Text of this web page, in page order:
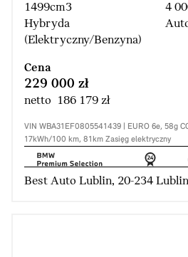
1499cm3
Hybryda
(Elektryczny/Benzyna)
4
Cena
229 000 zł
netto 186 179 zł
VIN WBA31EF0805541439 | EURO 6e, 58g
17kWh/100 km, 81km Zasięg elektryczny
Best Auto Lublin, 20-234 Lublin